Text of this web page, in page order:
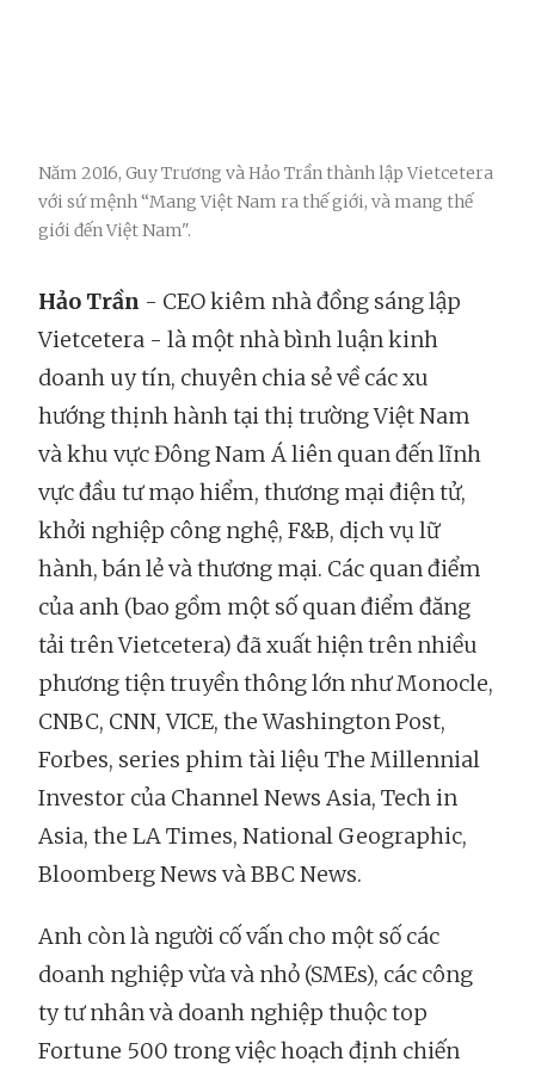
Năm 2016, Guy Trương và Hảo Trần thành lập Vietcetera
với sứ mệnh “Mang Việt Nam ra thế giới, và mang thế
giới đến Việt Nam".
Hảo Trần - CEO kiêm nhà đồng sáng lập
Vietcetera - là một nhà bình luận kinh
doanh uy tín, chuyên chia sẻ về các xu
hướng thịnh hành tại thị trường Việt Nam
và khu vực Đông Nam Á liên quan đến lĩnh
vực đầu tư mạo hiểm, thương mại điện tử,
khởi nghiệp công nghệ, F&B, dịch vụ lữ
hành, bán lẻ và thương mại. Các quan điểm
của anh (bao gồm một số quan điểm đăng
tải trên Vietcetera) đã xuất hiện trên nhiều
phương tiện truyền thông lớn như Monocle,
CNBC, CNN, VICE, the Washington Post,
Forbes, series phim tài liệu The Millennial
Investor của Channel News Asia, Tech in
Asia, the LA Times, National Geographic,
Bloomberg News và BBC News.
Anh còn là người cố vấn cho một số các
doanh nghiệp vừa và nhỏ (SMEs), các công
ty tư nhân và doanh nghiệp thuộc top
Fortune 500 trong việc hoạch định chiến